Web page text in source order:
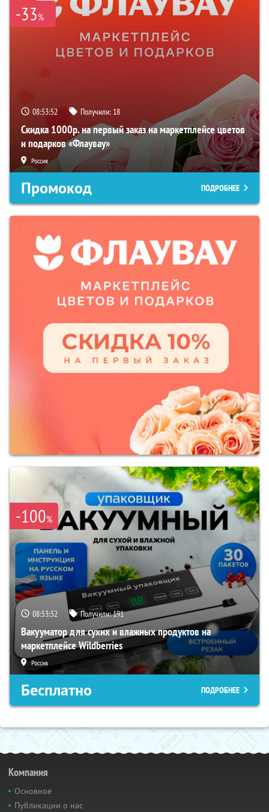
-33%
08:53:51 Получили: 18
Скидка 1000р. на первый заказ на маркетплейсе цветов
и подарков «Флаувау»
Россия
Промокод ПОДРОБНЕЕ
-100%
08:53:51 Получили:191
Вакууматор для сухих и влажных продуктов на
маркетплейсе Wildberries
Россия
Бесплатно ПОДРОБНЕЕ
Компания
Основное
Публикации о нас